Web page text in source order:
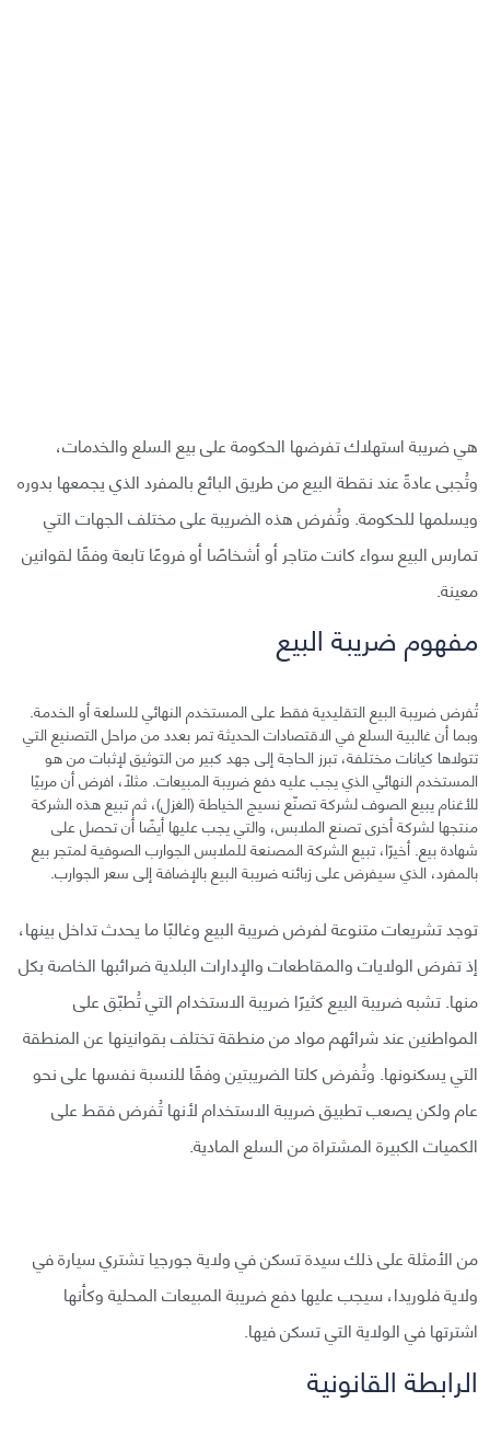
هي ضريبة استهلاك تفرضها الحكومة على بيع السلع والخدمات،
وتُجبى عادةً عند نقطة البيع من طريق البائع بالمفرد الذي يجمعها بدوره
ويسلمها للحكومة. وتُفرض هذه الضريبة على مختلف الجهات التي
تمارس البيع سواء كانت متاجر أو أشخاصًا أو فروعًا تابعة وفقًا لقوانين
معينة.
مفهوم ضريبة البيع
تُفرض ضريبة البيع التقليدية فقط على المستخدم النهائي للسلعة أو الخدمة.
وبما أن غالبية السلع في الاقتصادات الحديثة تمر بعدد من مراحل التصنيع التي
تتولاها كيانات مختلفة، تبرز الحاجة إلى جهد كبير من التوثيق لإثبات من هو
المستخدم النهائي الذي يجب عليه دفع ضريبة المبيعات. مثلًا، افرض أن مربيًا
للأغنام يبيع الصوف لشركة تصنّع نسيج الخياطة (الغزل)، ثم تبيع هذه الشركة
منتجها لشركة أخرى تصنع الملابس، والتي يجب عليها أيضًا أن تحصل على
شهادة بيع. أخيرًا، تبيع الشركة المصنعة للملابس الجوارب الصوفية لمتجر بيع
بالمفرد، الذي سيفرض على زبائنه ضريبة البيع بالإضافة إلى سعر الجوارب.
توجد تشريعات متنوعة لفرض ضريبة البيع وغالبًا ما يحدث تداخل بينها،
إذ تفرض الولايات والمقاطعات والإدارات البلدية ضرائبها الخاصة بكل
منها. تشبه ضريبة البيع كثيرًا ضريبة الاستخدام التي تُطبّق على
المواطنين عند شرائهم مواد من منطقة تختلف بقوانينها عن المنطقة
التي يسكنونها. وتُفرض كلتا الضريبتين وفقًا للنسبة نفسها على نحو
عام ولكن يصعب تطبيق ضريبة الاستخدام لأنها تُفرض فقط على
الكميات الكبيرة المشتراة من السلع المادية.
من الأمثلة على ذلك سيدة تسكن في ولاية جورجيا تشتري سيارة في
ولاية فلوريدا، سيجب عليها دفع ضريبة المبيعات المحلية وكأنها
اشترتها في الولاية التي تسكن فيها.
الرابطة القانونية